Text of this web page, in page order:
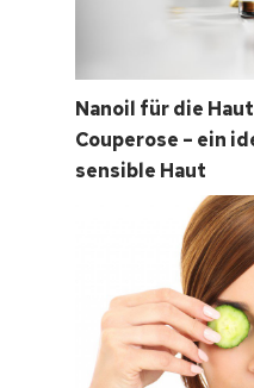
Nanoil für die
Couperose – ein
sensible Haut